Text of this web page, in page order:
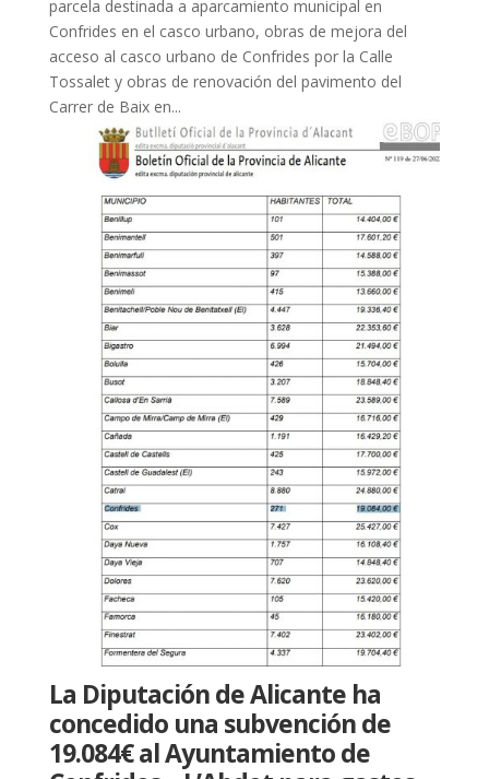
parcela destinada a aparcamiento municipal en
Confrides en el casco urbano, obras de mejora del
acceso al casco urbano de Confrides por la Calle
Tossalet y obras de renovación del pavimento del
Carrer de Baix en...
La Diputación de Alicante ha
concedido una subvención de
19.084€ al Ayuntamiento de